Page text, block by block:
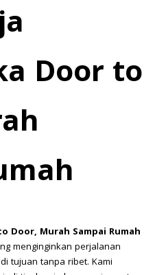
Door to
Door, Murah Sampai Rumah
menginginkan perjalanan
tujuan tanpa ribet. Kami